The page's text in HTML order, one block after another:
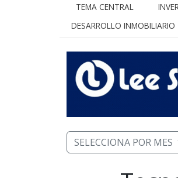
TEMA CENTRAL
DESARROLLO INMOBILIARIO
SELECCIONA POR MES